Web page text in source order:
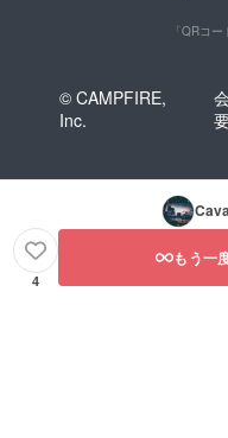
「QRコ
© CAMPFIRE,
Inc.
4
もう一